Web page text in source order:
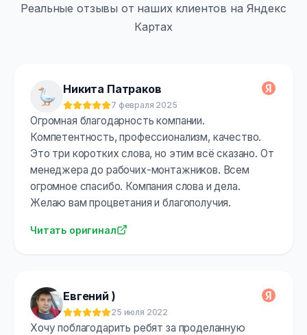
Реальные отзывы от наших клиентов на Яндекс
Картах
Никита Патраков
Оценка:5из 57 февраля 2025
Огромная благодарность компании.
Компетентность, профессионализм, качество.
Это три коротких слова, но этим всё сказано. От
менеджера до рабочих-монтажников. Всем
огромное спасибо. Компания слова и дела.
Желаю вам процветания и благополучия.
Читать оригинал
Евгений )
Оценка:5из 525 июля 2022
Хочу поблагодарить ребят за проделанную